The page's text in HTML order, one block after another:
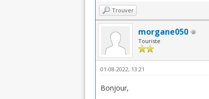
Trouver
morgane050
Touriste
01-08-2022, 13:21
Bonjour,